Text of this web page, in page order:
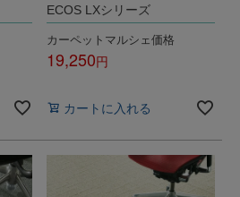
ECOS LXシリーズ
カーペットマルシェ価格
19,250
カートに入れる